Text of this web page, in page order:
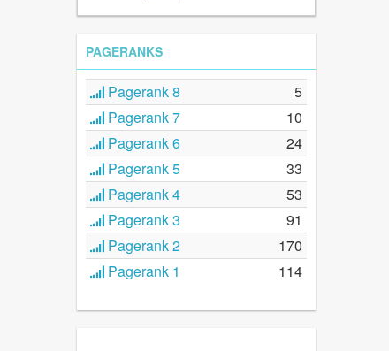
PAGERANKS
Pagerank 8
5
Pagerank 7
10
Pagerank 6
24
Pagerank 5
33
Pagerank 4
53
Pagerank 3
91
Pagerank 2
170
Pagerank 1
114